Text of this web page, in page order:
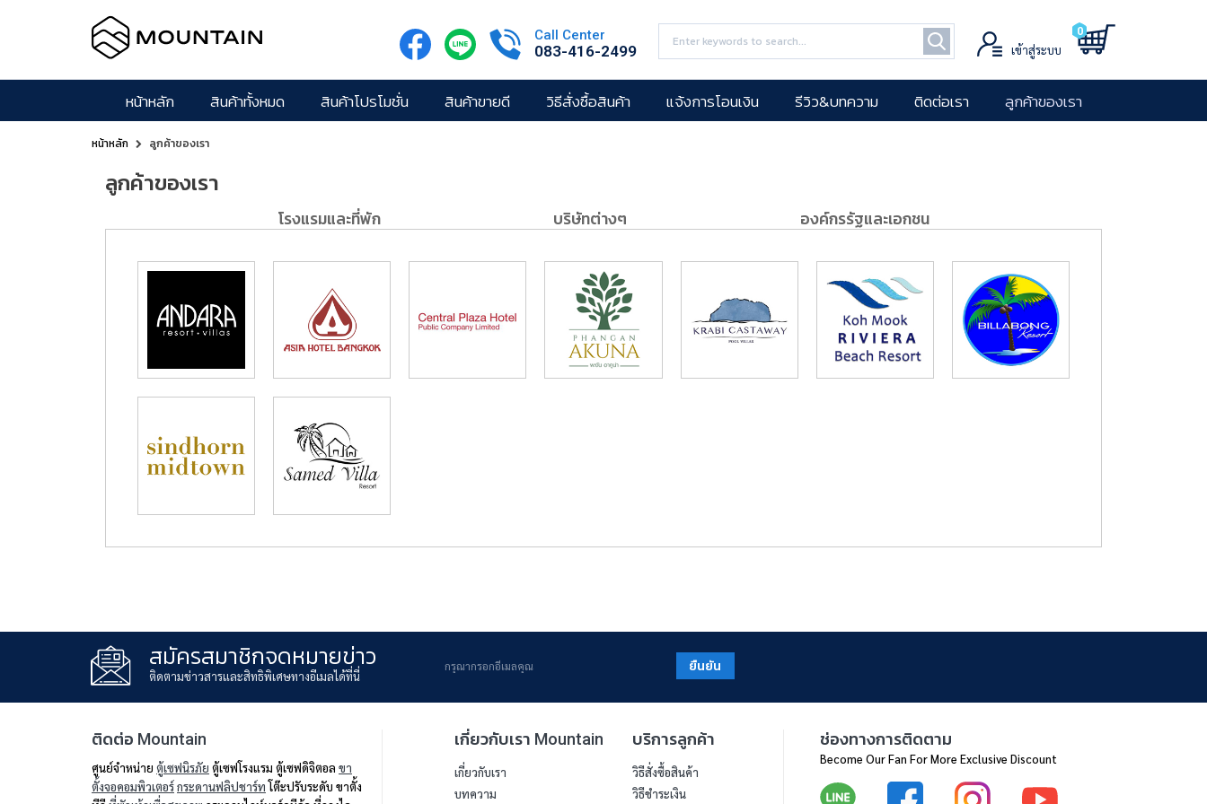
Call Center
083-416-2499 เข้าสู่ระบบ
0
หน้าหลัก สินค้าทั้งหมด สินค้าโปรโมชั่น สินค้าขายดี วิธีสั่งซื้อสินค้า แจ้งการโอนเงิน รีวิว&บทความ ติดต่อเรา ลูกค้าของเรา
หน้าหลัก ลูกค้าของเรา
ลูกค้าของเรา
โรงแรมและที่พัก บริษัทต่างๆ องค์กรรัฐและเอกชน
สมัครสมาชิกจดหมายข่าว
ติดตามข่าวสารและสิทธิพิเศษทางอีเมลได้ที่นี่
ยืนยัน
ติดต่อ Mountain
ศูนย์จำหน่าย ตู้เซฟนิรภัย ตู้เซฟโรงแรม ตู้เซฟดิจิตอล ขา
ตั้งจอคอมพิวเตอร์กระดานฟลิปชาร์ทโต๊ะปรับระดับ ขาตั้ง
เกี่ยวกับเรา Mountain
เกี่ยวกับเรา
บทความ
บริการลูกค้า
วิธีสั่งซื้อสินค้า
วิธีชำระเงิน
ช่องทางการติดตาม
Become Our Fan For More Exclusive Discount